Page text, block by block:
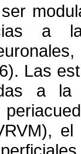
a
Las
a